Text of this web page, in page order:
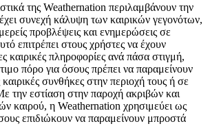
της Weathernation περιλαμβάνουν την
συνεχή κάλυψη των καιρικών γεγονότων,
προβλέψεις και ενημερώσεις σε
επιτρέπει στους χρήστες να έχουν
καιρικές πληροφορίες ανά πάσα στιγμή,
πόρο για όσους πρέπει να παραμείνουν
συνθήκες στην περιοχή τους ή σε
την εστίαση στην παροχή ακριβών και
καιρού, η Weathernation χρησιμεύει ως
επιδιώκουν να παραμείνουν μπροστά